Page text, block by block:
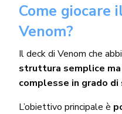
Come giocare
Venom?
Il deck di Venom che
struttura semplice
complesse in grado
L’obiettivo principale è